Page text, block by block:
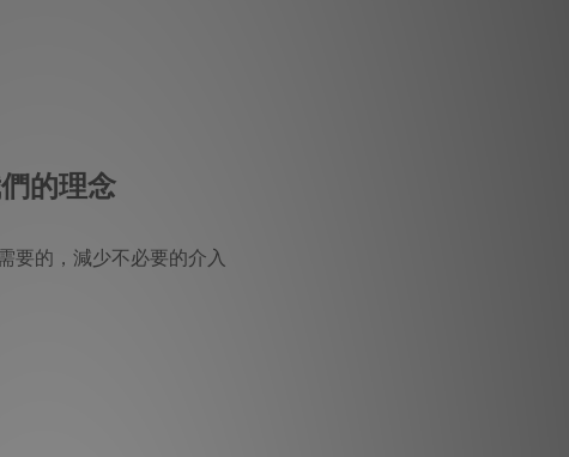
的理念
要的，減少不必要的介入